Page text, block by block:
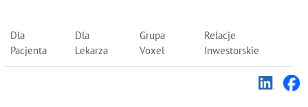
content
Dla
Pacjenta
Dla
Lekarza
Grupa
Voxel
Relacje
Inwestorskie